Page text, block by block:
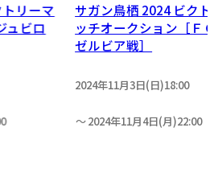
リーマ
ュビロ
サガン鳥栖 2024 ビク
ッチオークション［Ｆ
ゼルビア戦］
2024年11月3日(日)18:00
2024年11月4日(月)22:00